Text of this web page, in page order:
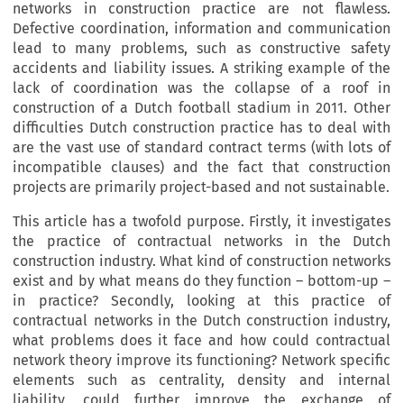
networks in construction practice are not flawless.
Defective coordination, information and communication
lead to many problems, such as constructive safety
accidents and liability issues. A striking example of the
lack of coordination was the collapse of a roof in
construction of a Dutch football stadium in 2011. Other
difficulties Dutch construction practice has to deal with
are the vast use of standard contract terms (with lots of
incompatible clauses) and the fact that construction
projects are primarily project-based and not sustainable.
This article has a twofold purpose. Firstly, it investigates
the practice of contractual networks in the Dutch
construction industry. What kind of construction networks
exist and by what means do they function – bottom-up –
in practice? Secondly, looking at this practice of
contractual networks in the Dutch construction industry,
what problems does it face and how could contractual
network theory improve its functioning? Network specific
elements such as centrality, density and internal